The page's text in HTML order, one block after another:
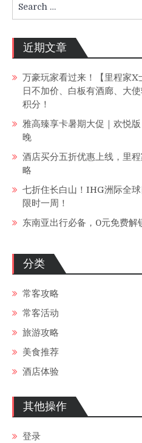
for:
近期文章
万豪玩家看过来！【里程家
日不加价、白板有酒廊、大
积分！
雅高臻享卡暑期大促｜欢悦
晚
酒店买分五折优惠上线，里
略
七折住长白山！IHG洲际全
限时一周！
东南亚出行必备，0元免费解
分类
常客攻略
常客活动
旅游攻略
美食推荐
酒店体验
其他操作
登录